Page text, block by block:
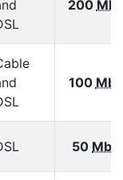
200
100
50